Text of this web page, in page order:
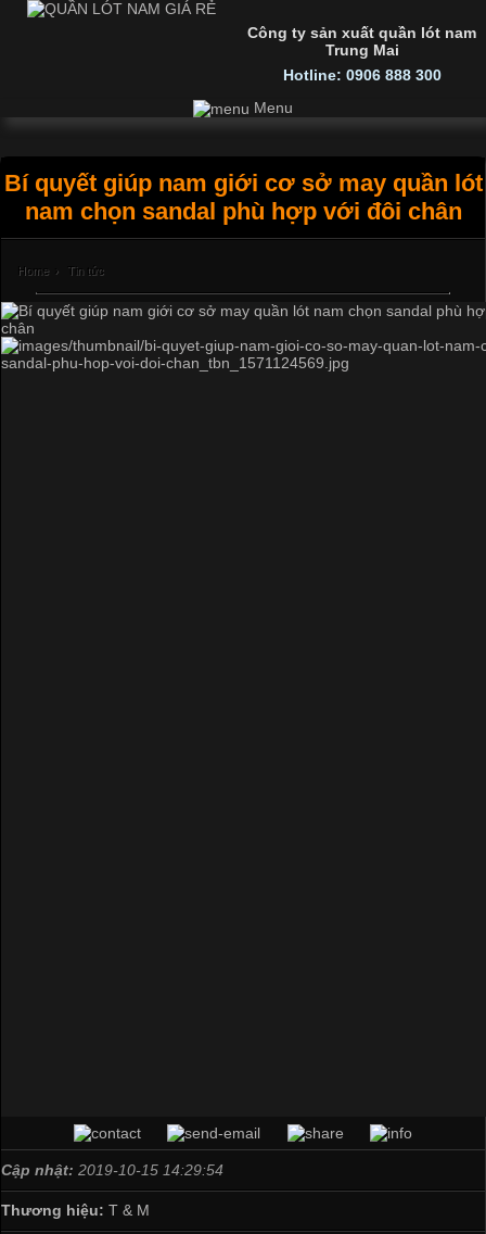
Công ty sản xuất quần lót nam
Trung Mai
Hotline: 0906 888 300
Menu
Bí quyết giúp nam giới cơ sở may quần lót
nam chọn sandal phù hợp với đôi chân
Home › Tin tức
Cập nhật: 2019-10-15 14:29:54
Thương hiệu: T & M